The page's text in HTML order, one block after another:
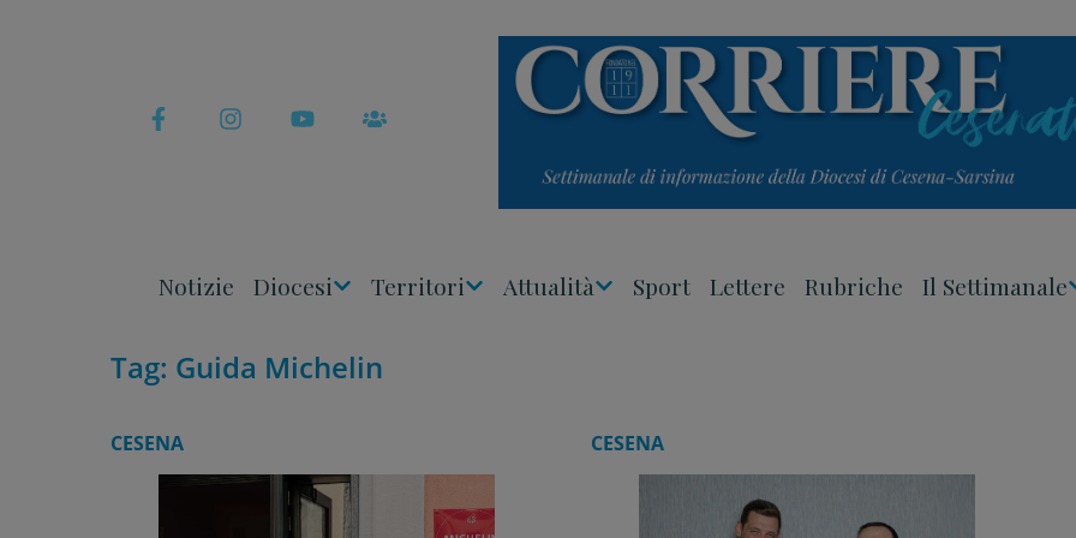
Notizie Diocesi Territori Attualità Sport Lettere Rubriche Il Settimanale
Tag: Guida Michelin
CESENA CESENA